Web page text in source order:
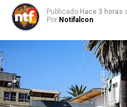
Publicado Hace 3 horas
Por Notifalcon